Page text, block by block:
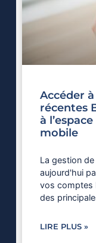
Accéder
récentes
à
mobile
La gestion
aujourd'hui
vos comptes
des
LIRE PLUS »